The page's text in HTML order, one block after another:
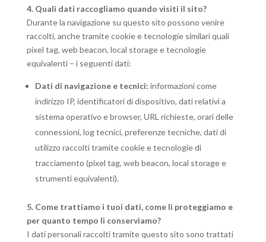
4. Quali dati raccogliamo quando visiti il sito?
Durante la navigazione su questo sito possono venire
raccolti, anche tramite cookie e tecnologie similari quali
pixel tag, web beacon, local storage e tecnologie
equivalenti – i seguenti dati:
Dati di navigazione e tecnici: informazioni come
indirizzo IP, identificatori di dispositivo, dati relativi a
sistema operativo e browser, URL richieste, orari delle
connessioni, log tecnici, preferenze tecniche, dati di
utilizzo raccolti tramite cookie e tecnologie di
tracciamento (pixel tag, web beacon, local storage e
strumenti equivalenti).
5. Come trattiamo i tuoi dati, come li proteggiamo e
per quanto tempo li conserviamo?
I dati personali raccolti tramite questo sito sono trattati